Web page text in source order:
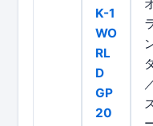
K-1
WO
RL
D
GP
20